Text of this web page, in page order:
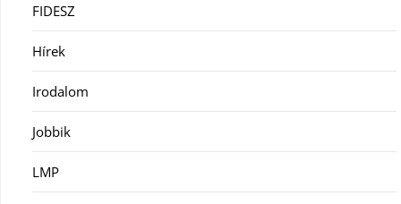
FIDESZ
Hírek
Irodalom
Jobbik
LMP